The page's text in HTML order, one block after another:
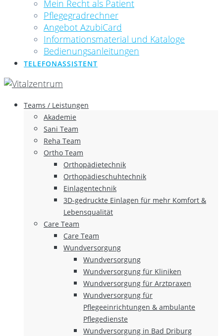
Mein Recht als Patient
Pflegegradrechner
Angebot AzubiCard
Informationsmaterial und Kataloge
Bedienungsanleitungen
TELEFONASSISTENT
Teams / Leistungen
Akademie
Sani Team
Reha Team
Ortho Team
Orthopädietechnik
Orthopädieschuhtechnik
Einlagentechnik
3D-gedruckte Einlagen für mehr Komfort &
Lebensqualität
Care Team
Care Team
Wundversorgung
Wundversorgung
Wundversorgung für Kliniken
Wundversorgung für Arztpraxen
Wundversorgung für
Pflegeeinrichtungen & ambulante
Pflegedienste
Wundversorgung in Bad Driburg